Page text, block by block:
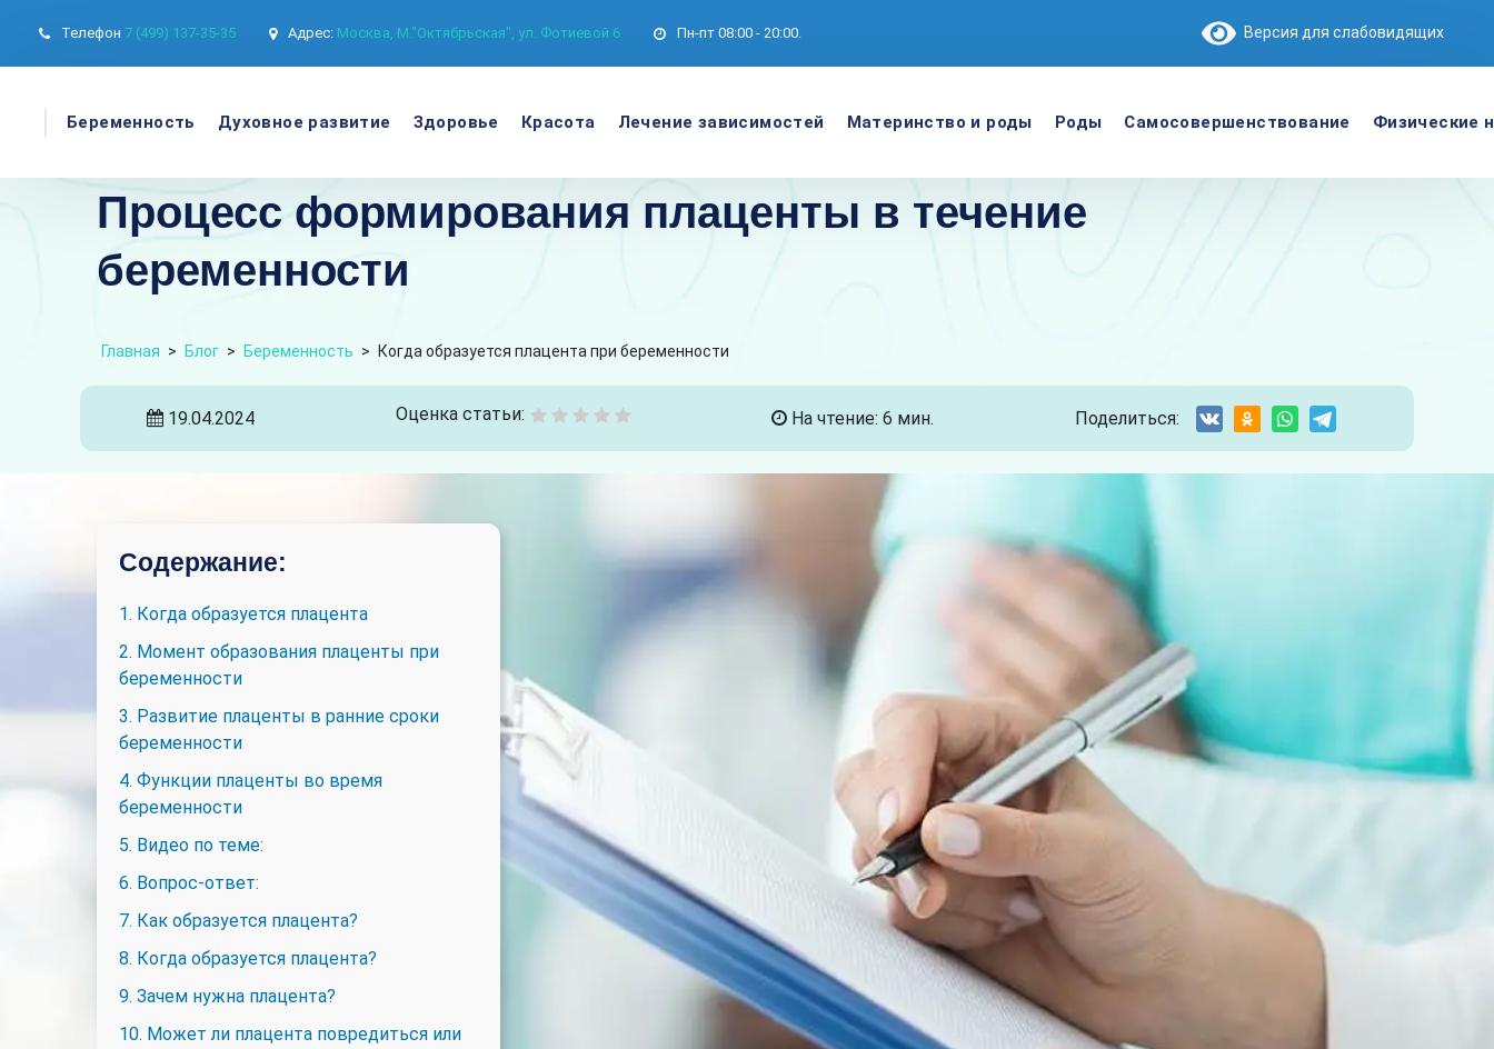
Телефон 7 (499) 137-35-35 Адрес: Москва, М."Октябрьская", ул. Фотиевой 6 Пн-пт 08:00 - 20:00. Версия для слабовидящих
Беременность Духовное развитие Здоровье Красота Лечение зависимостей Материнство и роды Роды Самосовершенствование Физические
Процесс формирования плаценты в течение
беременности
Главная > Блог > Беременность > Когда образуется плацента при беременности
19.04.2024 Оценка статьи: На чтение: 6 мин. Поделиться:
Содержание:
1. Когда образуется плацента
2. Момент образования плаценты при
беременности
3. Развитие плаценты в ранние сроки
беременности
4. Функции плаценты во время
беременности
5. Видео по теме:
6. Вопрос-ответ:
7. Как образуется плацента?
8. Когда образуется плацента?
9. Зачем нужна плацента?
10. Может ли плацента повредиться или